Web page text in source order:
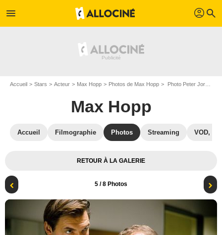
menu profil search
Accueil Stars Acteur Max Hopp Photos de Max Hopp Photo Peter Jordan, Max Hopp
Max Hopp
Accueil Filmographie Photos Streaming VOD,
RETOUR À LA GALERIE
5 / 8 Photos